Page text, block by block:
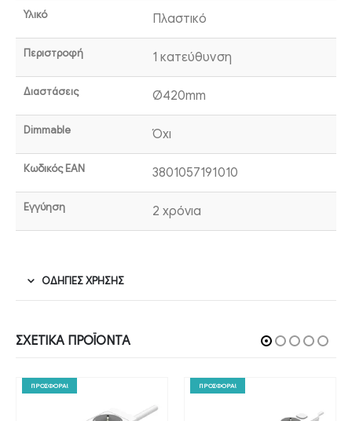
Υλικό Πλαστικό
Περιστροφή 1 κατεύθυνση
Διαστάσεις Ø420mm
Dimmable Όχι
Κωδικός EAN 3801057191010
Εγγύηση 2 χρόνια
ΟΔΗΓΊΕΣ ΧΡΉΣΗΣ
ΣΧΕΤΙΚΆ ΠΡΟΪΌΝΤΑ
ΠΡΟΣΦΟΡΑ! ΠΡΟΣΦΟΡΑ!